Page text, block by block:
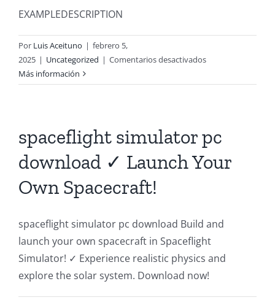
EXAMPLEDESCRIPTION
Por Luis Aceituno | febrero 5,
2025 | Uncategorized | Comentarios desactivadosen
Más información
spaceflight simulator pc
download ✓ Launch Your
Own Spacecraft!
spaceflight simulator pc download Build and
launch your own spacecraft in Spaceflight
Simulator! ✓ Experience realistic physics and
explore the solar system. Download now!